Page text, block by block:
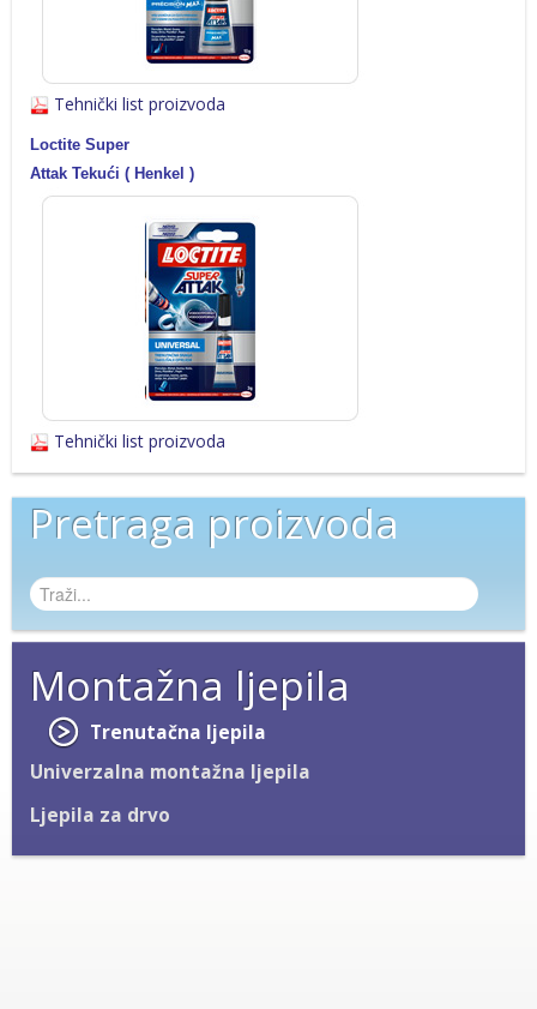
Tehnički list proizvoda
Loctite Super
Attak Tekući ( Henkel )
Tehnički list proizvoda
Pretraga proizvoda
Montažna ljepila
Trenutačna ljepila
Univerzalna montažna ljepila
Ljepila za drvo